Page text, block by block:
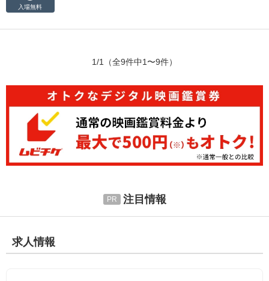
入場無料
1/1 （全9件中1〜9件）
注目情報
求人情報